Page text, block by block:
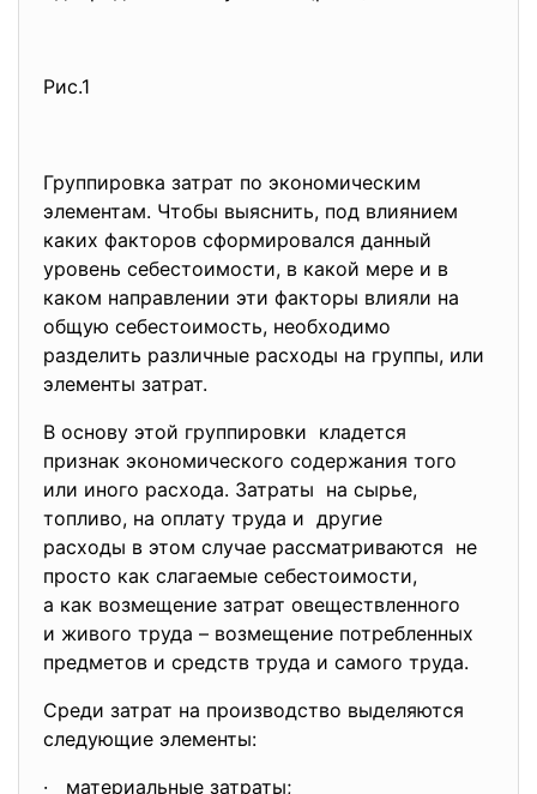
Рис.1
Группировка затрат по экономическим
элементам. Чтобы выяснить, под влиянием
каких факторов сформировался данный
уровень себестоимости, в какой мере и в
каком направлении эти факторы влияли на
общую себестоимость, необходимо
разделить различные расходы на группы, или
элементы затрат.
В основу этой группировки кладется
признак экономического содержания того
или иного расхода. Затраты на сырье,
топливо, на оплату труда и другие
расходы в этом случае рассматриваются не
просто как слагаемые себестоимости,
а как возмещение затрат овеществленного
и живого труда – возмещение потребленных
предметов и средств труда и самого труда.
Среди затрат на производство выделяются
следующие элементы:
· материальные затраты;